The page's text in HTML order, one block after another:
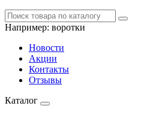
Например: воротки
Новости
Акции
Контакты
Отзывы
Каталог